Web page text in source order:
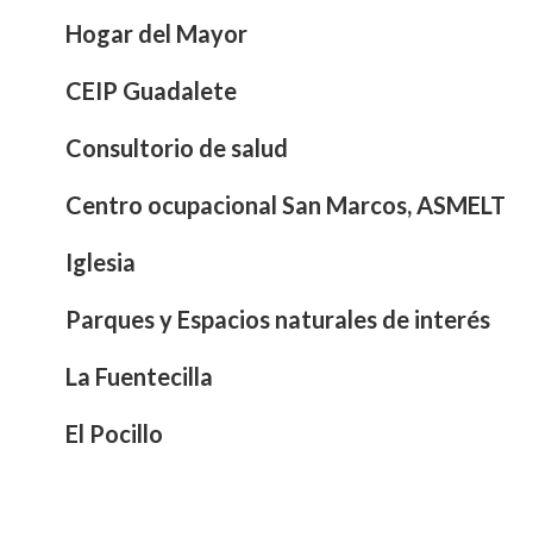
Hogar del Mayor
CEIP Guadalete
Consultorio de salud
Centro ocupacional San Marcos, ASMELT
Iglesia
Parques y Espacios naturales de interés
La Fuentecilla
El Pocillo